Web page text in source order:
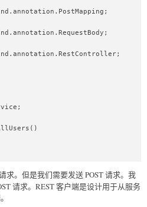
detail
int id)
求。但是我们需要发送 POST 请求。我
请求。REST 客户端是设计用于从服务